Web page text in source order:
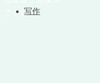
写作
了个寂寞